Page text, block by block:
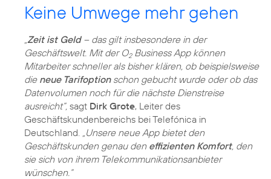
Keine Umwege mehr gehen
Zeit ist Geld– das gilt insbesondere in der
Geschäftswelt. Mit der O2Business App können
Mitarbeiter schneller als bisher klären, ob beispielsweise
die neue Tarifoptionschon gebucht wurde oder ob das
Datenvolumen noch für die nächste Dienstreise
ausreicht“, sagt Dirk Grote, Leiter des
Geschäftskundenbereichs bei Telefónica in
Deutschland.
„Unsere neue App bietet den
Geschäftskunden genau den effizienten Komfort, den
sie sich von ihrem Telekommunikationsanbieter
wünschen.“